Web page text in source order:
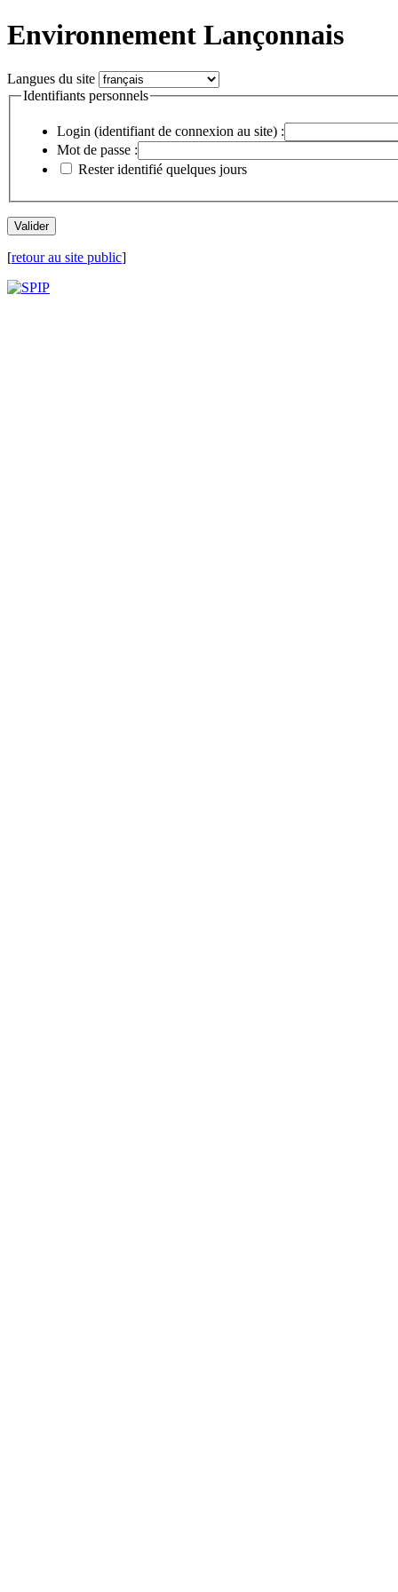
Environnement Lançonnais
Langues du site
Identifiants personnels
Login (identifiant de connexion au site) :
Mot de passe :
Rester identifié quelques jours
[retour au site public]